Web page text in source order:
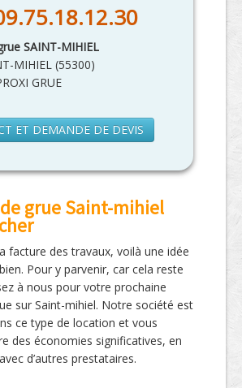
SAINT-MIHIEL
MIHIEL (55300)
GRUE
ET DEMANDE DE DEVIS
grue Saint-mihiel
facture des travaux, voilà une idée
Pour y parvenir, car cela reste
à nous pour votre prochaine
sur Saint-mihiel. Notre société est
ce type de location et vous
des économies significatives, en
d’autres prestataires.